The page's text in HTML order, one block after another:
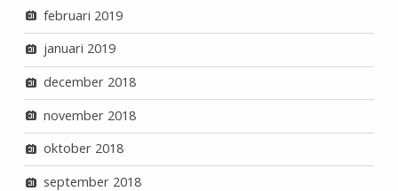
februari 2019
januari 2019
december 2018
november 2018
oktober 2018
september 2018